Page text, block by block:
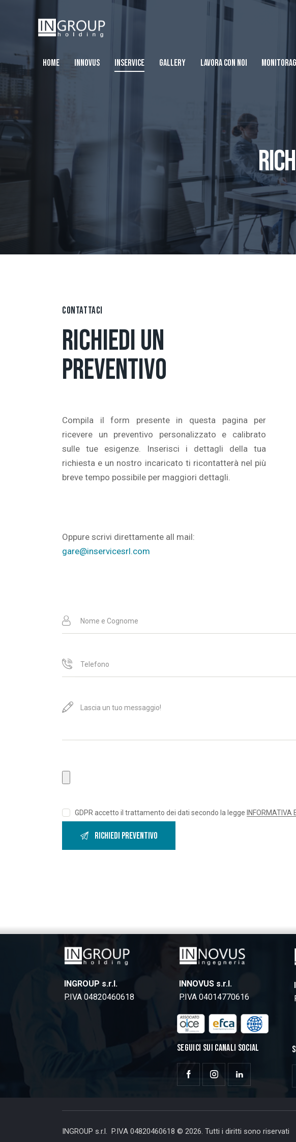
HOME INNOVUS INSERVICE GALLERY LAVORA CON NOI
CONTATTACI
RICHIEDI UN
PREVENTIVO
Compila il form presente in questa pagina per
ricevere un preventivo personalizzato e calibrato
sulle tue esigenze. Inserisci i dettagli della tua
richiesta e un nostro incaricato ti ricontatterà nel più
breve tempo possibile per maggiori dettagli.
Oppure scrivi direttamente all mail:
gare@inservicesrl.com
GDPR accetto il trattamento dei dati secondo la legge INFORMATIVA
INGROUP s.r.l.
P.IVA 04820460618
INNOVUS s.r.l.
P.IVA 04014770616
SEGUICI SUI CANALI SOCIAL
INGROUP s.r.l. P.IVA 04820460618 © 2026. Tutti i diritti sono riservati